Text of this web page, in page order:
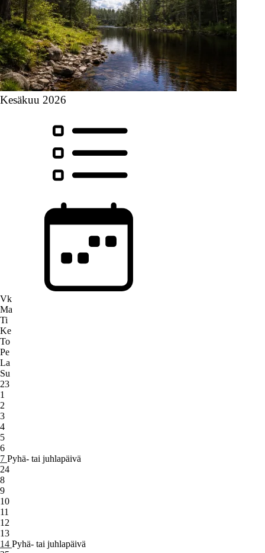
Kesäkuu 2026
Vk
Ma
Ti
Ke
To
Pe
La
Su
23
1
2
3
4
5
6
7 Pyhä- tai juhlapäivä
24
8
9
10
11
12
13
14 Pyhä- tai juhlapäivä